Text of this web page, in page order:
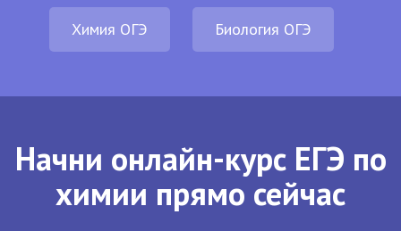
Химия ОГЭ Биология ОГЭ
Начни онлайн-курс ЕГЭ по
химии прямо сейчас